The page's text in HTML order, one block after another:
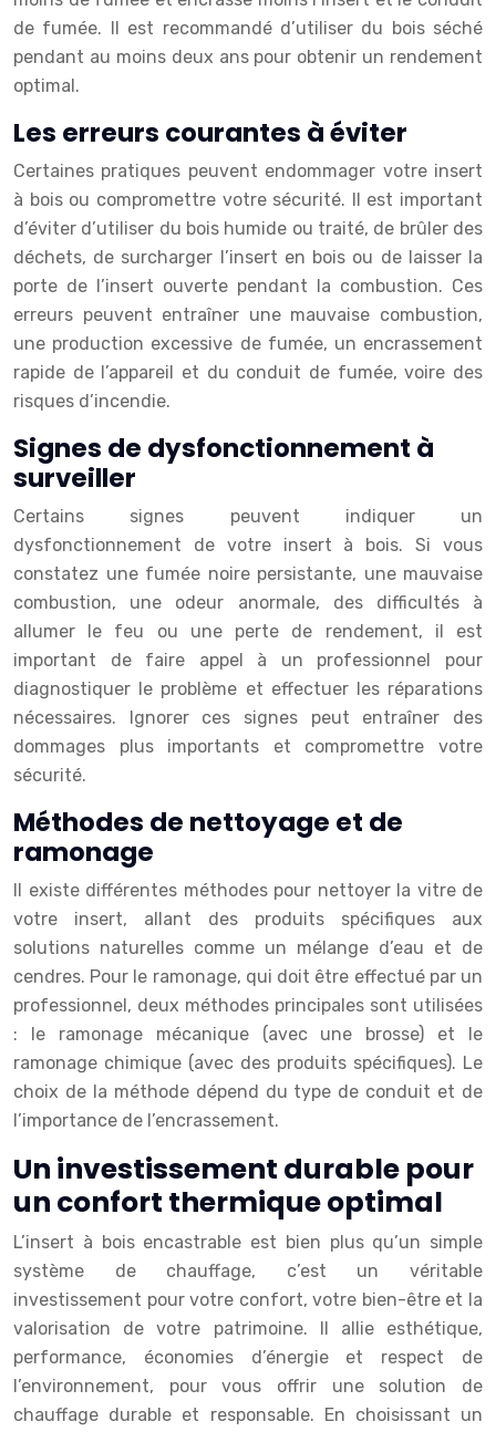
de fumée. Il est recommandé d’utiliser du bois séché
pendant au moins deux ans pour obtenir un rendement
optimal.
Les erreurs courantes à éviter
Certaines pratiques peuvent endommager votre insert
à bois ou compromettre votre sécurité. Il est important
d’éviter d’utiliser du bois humide ou traité, de brûler des
déchets, de surcharger l’insert en bois ou de laisser la
porte de l’insert ouverte pendant la combustion. Ces
erreurs peuvent entraîner une mauvaise combustion,
une production excessive de fumée, un encrassement
rapide de l’appareil et du conduit de fumée, voire des
risques d’incendie.
Signes de dysfonctionnement à
surveiller
Certains signes peuvent indiquer un
dysfonctionnement de votre insert à bois. Si vous
constatez une fumée noire persistante, une mauvaise
combustion, une odeur anormale, des difficultés à
allumer le feu ou une perte de rendement, il est
important de faire appel à un professionnel pour
diagnostiquer le problème et effectuer les réparations
nécessaires. Ignorer ces signes peut entraîner des
dommages plus importants et compromettre votre
sécurité.
Méthodes de nettoyage et de
ramonage
Il existe différentes méthodes pour nettoyer la vitre de
votre insert, allant des produits spécifiques aux
solutions naturelles comme un mélange d’eau et de
cendres. Pour le ramonage, qui doit être effectué par un
professionnel, deux méthodes principales sont utilisées
: le ramonage mécanique (avec une brosse) et le
ramonage chimique (avec des produits spécifiques). Le
choix de la méthode dépend du type de conduit et de
l’importance de l’encrassement.
Un investissement durable pour
un confort thermique optimal
L’insert à bois encastrable est bien plus qu’un simple
système de chauffage, c’est un véritable
investissement pour votre confort, votre bien-être et la
valorisation de votre patrimoine. Il allie esthétique,
performance, économies d’énergie et respect de
l’environnement, pour vous offrir une solution de
chauffage durable et responsable. En choisissant un